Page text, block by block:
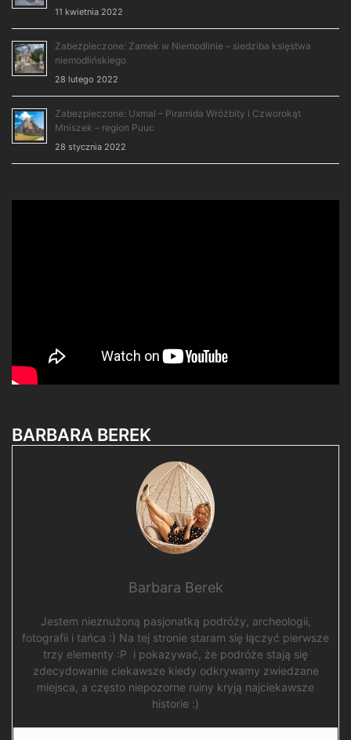
11 kwietnia 2022
Zabezpieczone: Zamek w Niemodlinie – siedziba księstwa
niemodlińskiego
28 lutego 2022
Zabezpieczone: Uxmal – Piramida Wróżbity i Czworokąt
Mniszek – region Puuc
28 stycznia 2022
BARBARA BEREK
Barbara Berek
Jestem nieznużoną pasjonatką podróży, archeologii,
fotografii i tańca :) Na tej stronie staram się łączyć pierwsze
trzy elementy :P i pokazywać, że podróże stają się
zdecydowanie ciekawsze kiedy odkrywamy zwiedzane
miejsca, a często niepozorne ruiny kryją najciekawsze
historie :)